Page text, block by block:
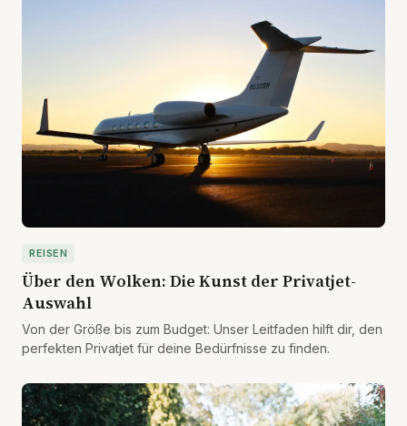
REISEN
Über den Wolken: Die Kunst der Privatjet-
Auswahl
Von der Größe bis zum Budget: Unser Leitfaden hilft dir, den
perfekten Privatjet für deine Bedürfnisse zu finden.